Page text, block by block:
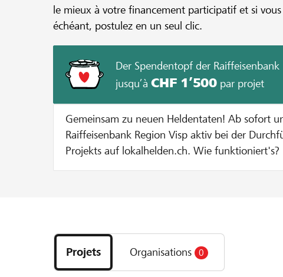
le mieux à votre financement participatif et si
échéant, postulez en un seul clic.
Der Spendentopf der Raiffeisenbank
jusqu’à CHF 1’500par projet
Gemeinsam zu neuen Heldentaten! Ab sofort unterstützt dich die
Raiffeisenbank Region Visp aktiv bei der
Projekts auf lokalhelden.ch. Wie funktioniert's? Bei jeder Spende zu
verdoppeln wir den Betrag auf CHF 200. Bei einer Spende von CHF
400 werden pauschal CHF 100 dazugegeben,
les
projets
et
Projets Organisations 0